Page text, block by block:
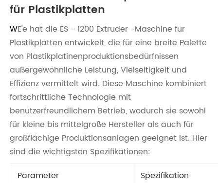
für Plastikplatten
WE'e hat die ES - 1200 Extruder -Maschine für
Plastikplatten entwickelt, die für eine breite Palette
von Plastikplatinenproduktionsbedürfnissen
außergewöhnliche Leistung, Vielseitigkeit und
Effizienz vermittelt wird. Diese Maschine kombiniert
fortschrittliche Technologie mit
benutzerfreundlichem Betrieb, wodurch sie sowohl
für kleine bis mittelgroße Hersteller als auch für
großflächige Produktionsanlagen geeignet ist. Hier
sind die wichtigsten Spezifikationen:
Parameter
Spezifikation